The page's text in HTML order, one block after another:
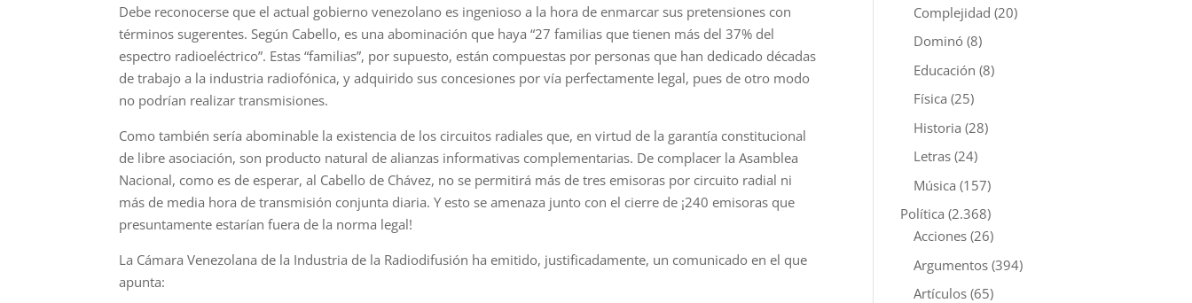
Debe reconocerse que el actual gobierno venezolano es ingenioso a la hora de enmarcar sus pretensiones con
términos sugerentes. Según Cabello, es una abominación que haya “27 familias que tienen más del 37% del
espectro radioeléctrico”. Estas “familias”, por supuesto, están compuestas por personas que han dedicado décadas
de trabajo a la industria radiofónica, y adquirido sus concesiones por vía perfectamente legal, pues de otro modo
no podrían realizar transmisiones.
Como también sería abominable la existencia de los circuitos radiales que, en virtud de la garantía constitucional
de libre asociación, son producto natural de alianzas informativas complementarias. De complacer la Asamblea
Nacional, como es de esperar, al Cabello de Chávez, no se permitirá más de tres emisoras por circuito radial ni
más de media hora de transmisión conjunta diaria. Y esto se amenaza junto con el cierre de ¡240 emisoras que
presuntamente estarían fuera de la norma legal!
La Cámara Venezolana de la Industria de la Radiodifusión ha emitido, justificadamente, un comunicado en el que
apunta:
Complejidad (20)
Dominó (8)
Educación (8)
Física (25)
Historia (28)
Letras (24)
Música (157)
Política (2.368)
Acciones (26)
Argumentos (394)
Artículos (65)